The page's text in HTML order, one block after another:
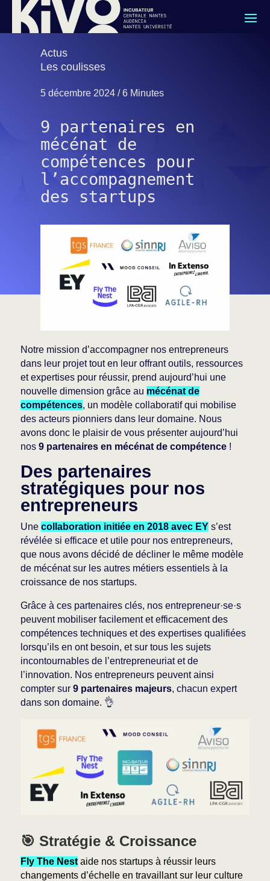
Actus
Les coulisses
5 décembre 2024 /6 Minutes
9 partenaires en
mécénat de
compétences pour
l’accompagnement
des startups
Notre mission d’accompagner nos entrepreneurs
dans leur projet tout en leur offrant outils, ressources
et expertises pour réussir, prend aujourd’hui une
nouvelle dimension grâce au mécénat de
compétences, un modèle collaboratif qui mobilise
des acteurs pionniers dans leur domaine. Nous
avons donc le plaisir de vous présenter aujourd’hui
nos 9 partenaires en mécénat de compétence!
Des partenaires
stratégiques pour nos
entrepreneurs
Une collaboration initiée en 2018 avec EYs’est
révélée si efficace et utile pour nos entrepreneurs,
que nous avons décidé de décliner le même modèle
de mécénat sur les autres métiers essentiels à la
croissance de nos startups.
Grâce à ces partenaires clés, nos entrepreneur·se·s
peuvent mobiliser facilement et efficacement des
compétences techniques et des expertises qualifiées
lorsqu’ils en ont besoin, et sur tous les sujets
incontournables de l’entrepreneuriat et de
l’innovation. Nos entrepreneurs peuvent ainsi
compter sur 9 partenaires majeurs, chacun expert
dans son domaine. 👌
🎯 Stratégie & Croissance
Fly The Nestaide nos startups à réussir leurs
changements d’échelle en travaillant sur leur culture